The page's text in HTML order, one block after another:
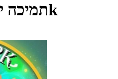
תמיכה יוסף אפליקציות 4k